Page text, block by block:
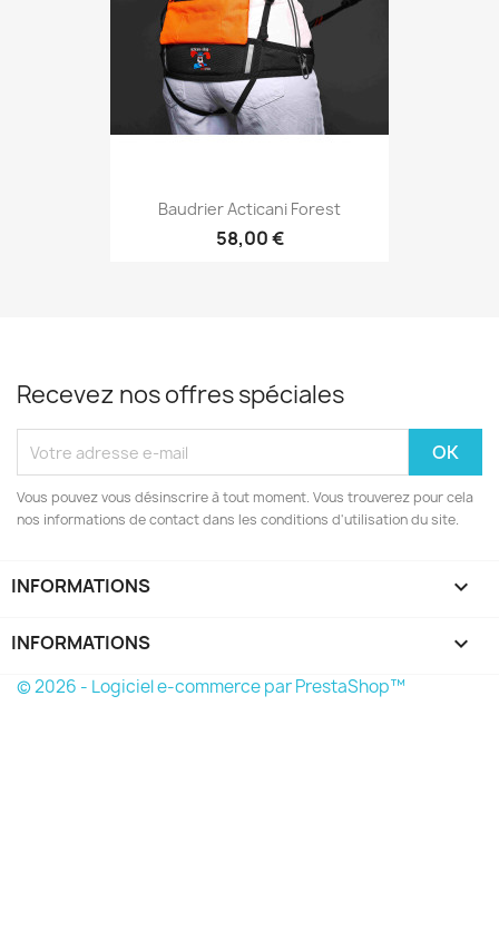
Baudrier Acticani Forest
58,00 €
Recevez nos offres spéciales
Vous pouvez vous désinscrire à tout moment. Vous trouverez pour cela
nos informations de contact dans les conditions d'utilisation du site.
INFORMATIONS 
INFORMATIONS keyboard_arrow_down
© 2026 - Logiciel e-commerce par PrestaShop™